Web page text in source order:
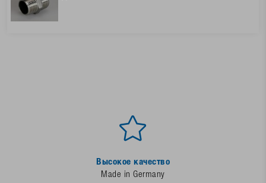
Высокое качество
Made in Germany